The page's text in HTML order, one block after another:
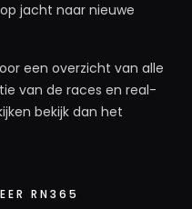
jacht naar nieuwe
een overzicht van alle
van de races en real-
bekijk dan het
RN365